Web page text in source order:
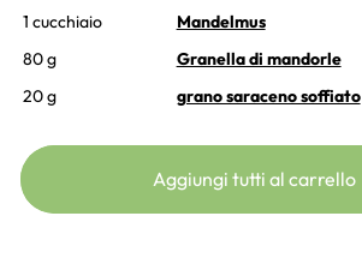
1 cucchiaio
Mandelmus
80 g
Granella di mandorle
20 g
grano saraceno soffiato
Aggiungi tutti al carrello